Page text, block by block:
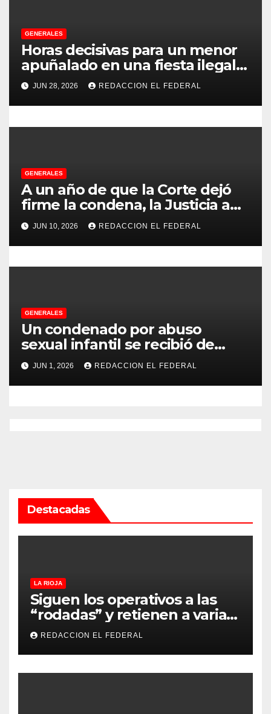
e
n
t
r
a
a
s
GENERALES
Horas decisivas para un menor
apuñalado en una fiesta ilegal
con más de 500 asistentes en
Chilecito
JUN 28, 2026 REDACCION EL FEDERAL
GENERALES
A un año de que la Corte dejó
firme la condena, la Justicia aún
no pudo decomisarle ni un peso
a CFK
JUN 10, 2026 REDACCION EL FEDERAL
GENERALES
Un condenado por abuso
sexual infantil se recibió de
psicopedagogo dentro del
Servicio Penitenciario de La
Rioja
JUN 1, 2026 REDACCION EL FEDERAL
Destacadas
LA RIOJA
Siguen los operativos a las
“rodadas” y retienen a varias
motocicletas
REDACCION EL FEDERAL